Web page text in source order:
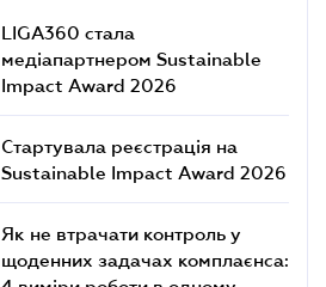
LIGA360 стала
медіапартнером Sustainable
Impact Award 2026
Стартувала реєстрація на
Sustainable Impact Award 2026
Як не втрачати контроль у
щоденних задачах комплаєнса: